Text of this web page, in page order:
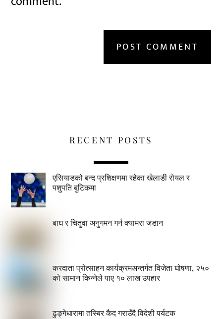
RECENT POSTS
एसियाडको बन्द प्रशिक्षणमा रहेका खेलाडी रोयल र
पशुपति बुटिकमा
बाघ र चितुवा अनुगमन गर्न क्यामरा जडान
करदाता प्रोत्साहन कार्यक्रमअन्तर्गत विजेता घोषणा, २५०
को सामान किन्नेले पाए १० लाख उपहार
ढुङ्गेधारामा तस्बिर कैद गराउँदै विदेशी पर्यटक